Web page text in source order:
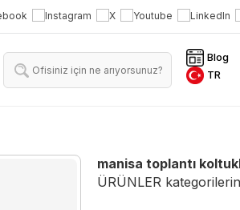
Blog
TR
manisa toplantı
ÜRÜNLER